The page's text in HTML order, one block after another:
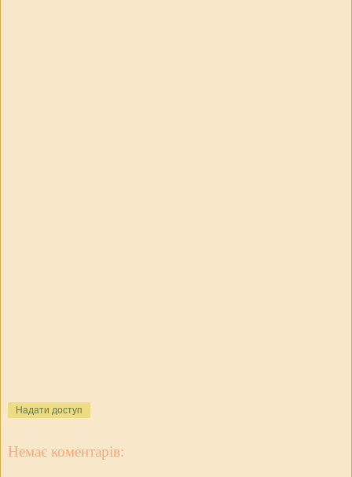
Надати доступ
Немає коментарів: